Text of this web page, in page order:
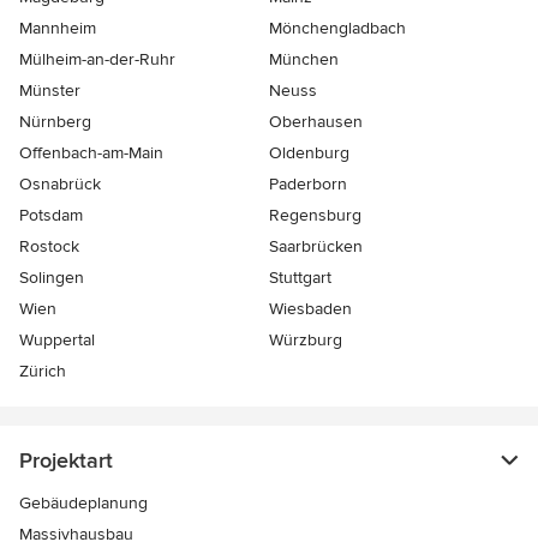
Mannheim
Mönchen­gladbach
Mülheim-an-der-Ruhr
München
Münster
Neuss
Nürnberg
Oberhausen
Offenbach-am-Main
Oldenburg
Osnabrück
Paderborn
Potsdam
Regensburg
Rostock
Saarbrücken
Solingen
Stuttgart
Wien
Wiesbaden
Wuppertal
Würzburg
Zürich
Projektart
Gebäudeplanung
Massivhausbau